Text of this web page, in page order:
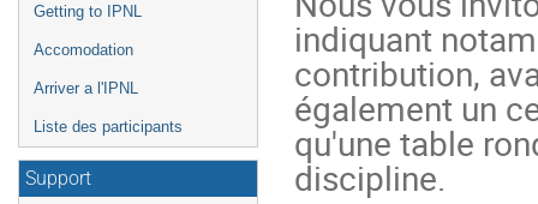
Getting to IPNL
Accomodation
Arriver a l'IPNL
Liste des participants
Support
indiquant
contribution,
également un
qu'une table
discipline.